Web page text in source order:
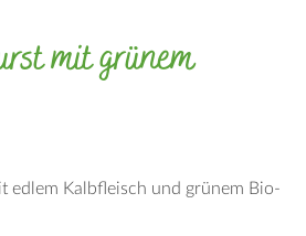
mit grünem
edlem Kalbfleisch und grünem Bio-